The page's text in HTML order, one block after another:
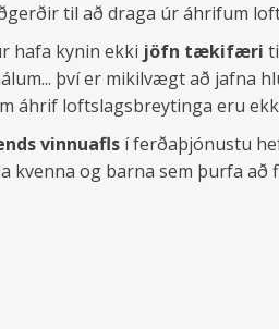
til að draga úr áhrifum
hafa kynin ekki jöfn tækifæri
því er mikilvægt að jafna
áhrif loftslagsbreytinga eru
vinnuafls í ferðaþjónustu
kvenna og barna sem þurfa að